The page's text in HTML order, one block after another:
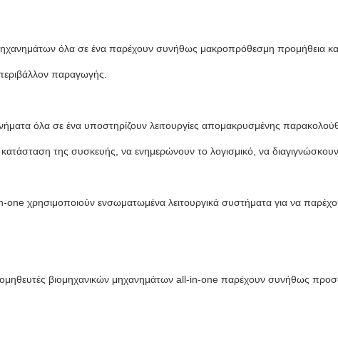
όλα σε ένα παρέχουν συνήθως μακροπρόθεσμη προμήθεια
παραγωγής.
όλα σε ένα υποστηρίζουν λειτουργίες απομακρυσμένης
της συσκευής, να ενημερώνουν το λογισμικό, να
χρησιμοποιούν ενσωματωμένα λειτουργικά συστήματα για να
βιομηχανικών μηχανημάτων all-in-one παρέχουν συνήθως